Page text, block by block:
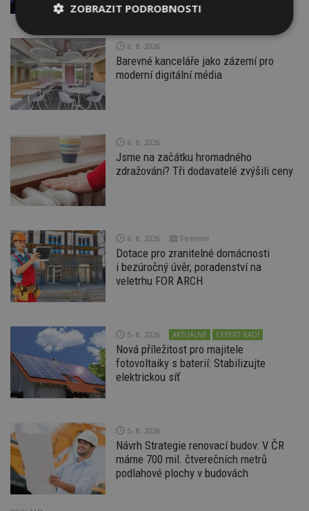
6. 8. 2026
Barevné kanceláře jako zázemí pro
moderní digitální média
6. 8. 2026
Jsme na začátku hromadného
zdražování? Tři dodavatelé zvýšili ceny
6. 8. 2026 Firemní
Dotace pro zranitelné domácnosti
i bezúročný úvěr, poradenství na
veletrhu FOR ARCH
5. 8. 2026 AKTUÁLNĚ EXPERT RADÍ
Nová příležitost pro majitele
fotovoltaiky s baterií: Stabilizujte
elektrickou síť
5. 8. 2026
Návrh Strategie renovací budov: V ČR
máme 700 mil. čtverečních metrů
podlahové plochy v budovách
ZOBRAZIT PODROBNOSTI
Nezbytně
nutné
soubory
Výkonové
soubory
Soubory
Funkční soubory
Výkonové soubory
Soubory cílení
Funkční soubory
Nezařazené soubory
Nezbytně nutné soubory cookie umožňují základní
funkce webových stránek, jako je přihlášení
používat.
Název
Provider /
Doména
_hjIncludedInPageviewSample